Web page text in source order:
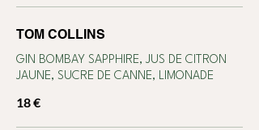
TOM COLLINS
GIN BOMBAY SAPPHIRE, JUS DE CITRON
JAUNE, SUCRE DE CANNE, LIMONADE
18 €